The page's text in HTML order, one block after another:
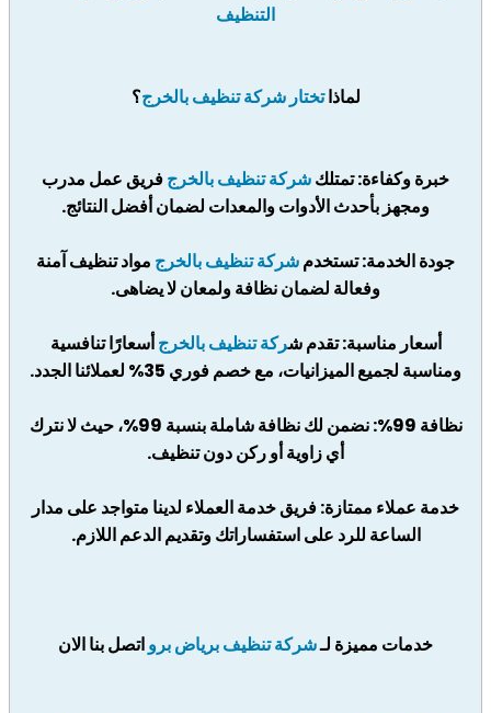
التنظيف
لماذاتختار شركة تنظيف بالخرج؟
خبرة وكفاءة: تمتلكشركة تنظيف بالخرجفريق عمل مدرب
ومجهز بأحدث الأدوات والمعدات لضمان أفضل النتائج.
جودة الخدمة: تستخدمشركة تنظيف بالخرج مواد تنظيف آمنة
وفعالة لضمان نظافة ولمعان لا يضاهى.
أسعار مناسبة: تقدم شركة تنظيف بالخرجأسعارًا تنافسية
ومناسبة لجميع الميزانيات، مع خصم فوري 35% لعملائنا الجدد.
نظافة 99%: نضمن لك نظافة شاملة بنسبة 99%، حيث لا نترك
أي زاوية أو ركن دون تنظيف.
خدمة عملاء ممتازة: فريق خدمة العملاء لدينا متواجد على مدار
الساعة للرد على استفساراتك وتقديم الدعم اللازم.
خدمات مميزة لـشركة تنظيف برياض برواتصل بنا الان